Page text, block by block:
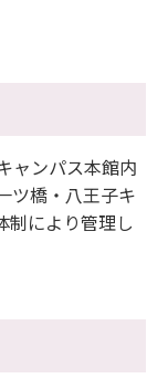
ャンパス本館内
ツ橋・八王子キ
制により管理し